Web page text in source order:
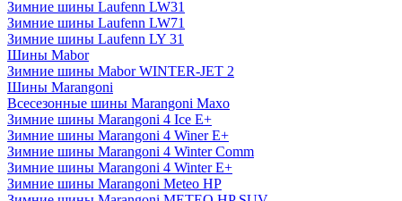
Зимние шины Laufenn LW31
Зимние шины Laufenn LW71
Зимние шины Laufenn LY 31
Шины Mabor
Зимние шины Mabor WINTER-JET 2
Шины Marangoni
Всесезонные шины Marangoni Maxo
Зимние шины Marangoni 4 Ice E+
Зимние шины Marangoni 4 Winer E+
Зимние шины Marangoni 4 Winter Comm
Зимние шины Marangoni 4 Winter E+
Зимние шины Marangoni Meteo HP